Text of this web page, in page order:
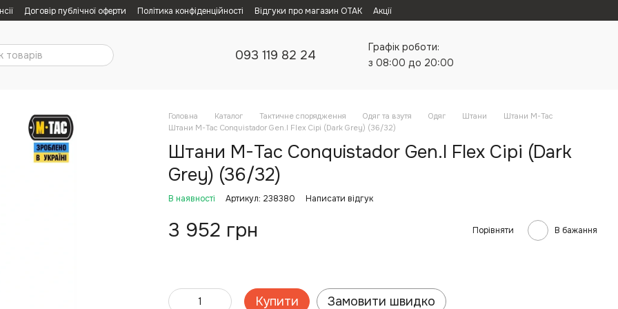
Договір публічної оферти Політика конфіденційності Відгуки про магазин ОТАК Акції
093 119 82 24
Графік роботи:
з 08:00 до 20:00
Головна Каталог Тактичне спорядження Одяг та взутя Одяг Штани
Штани M-Tac
Штани M-Tac Conquistador Gen.I Flex Сірі (Dark Grey) (36/32)
Штани M-Tac Conquistador Gen.I Flex Сірі (Dark
Grey) (36/32)
В наявності Артикул: 238380 Написати відгук
3 952 грн Порівняти В бажання
Купити Замовити швидко